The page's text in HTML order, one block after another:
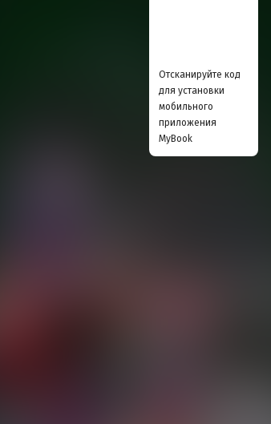
Отсканируйте код
для установки
мобильного
приложения
MyBook